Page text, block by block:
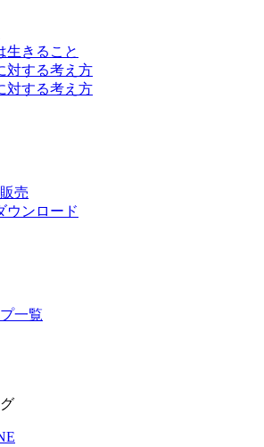
生きること
対する考え方
対する考え方
売
ウンロード
一覧